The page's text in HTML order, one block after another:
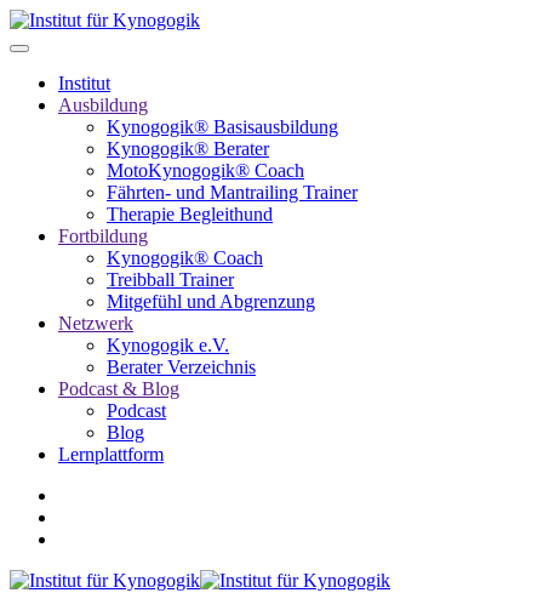
Institut
Ausbildung
Kynogogik® Basisausbildung
Kynogogik® Berater
MotoKynogogik® Coach
Fährten- und Mantrailing Trainer
Therapie Begleithund
Fortbildung
Kynogogik® Coach
Treibball Trainer
Mitgefühl und Abgrenzung
Netzwerk
Kynogogik e.V.
Berater Verzeichnis
Podcast & Blog
Podcast
Blog
Lernplattform